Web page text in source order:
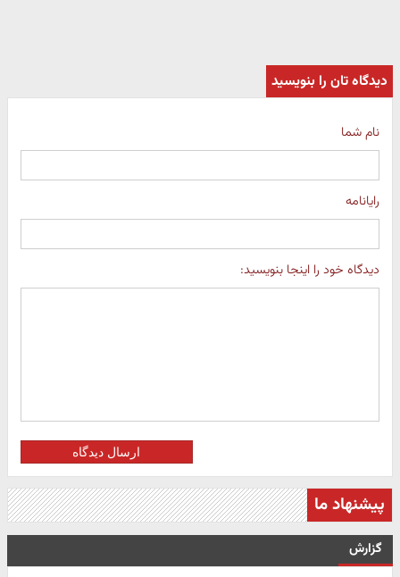
دیدگاه تان را بنویسید
نام شما
رایانامه
دیدگاه خود را اینجا بنویسید:
ارسال دیدگاه
پیشنهاد ما
گزارش